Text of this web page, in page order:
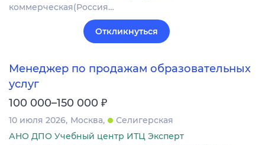
коммерческая(Россия…
Откликнуться
Менеджер по продажам образовательных
услуг
100 000–150 000 ₽
10 июля 2026 Москва
Селигерская
АНО ДПО Учебный центр ИТЦ Эксперт